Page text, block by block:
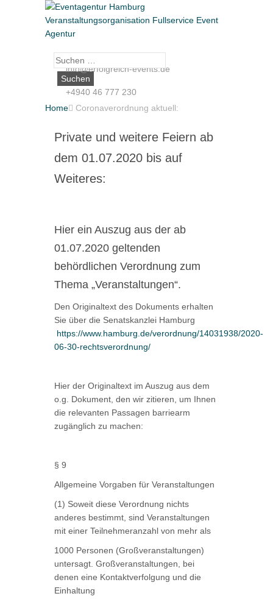
Suche
nach:
info@erfolgreich-events.de
+4940 46 777 230
Home Coronaverordnung aktuell:
Private und weitere Feiern ab
dem 01.07.2020 bis auf
Weiteres:
Hier ein Auszug aus der ab
01.07.2020 geltenden
behördlichen Verordnung zum
Thema „Veranstaltungen“.
Den Originaltext des Dokuments erhalten
Sie über die Senatskanzlei Hamburg
https://www.hamburg.de/verordnung/14031938/2020-
06-30-rechtsverordnung/
Hier der Originaltext im Auszug aus dem
o.g. Dokument, den wir zitieren, um Ihnen
die relevanten Passagen barriearm
zugänglich zu machen:
§ 9
Allgemeine Vorgaben für Veranstaltungen
(1) Soweit diese Verordnung nichts
anderes bestimmt, sind Veranstaltungen
mit einer Teilnehmeranzahl von mehr als
1000 Personen (Großveranstaltungen)
untersagt. Großveranstaltungen, bei
denen eine Kontaktverfolgung und die
Einhaltung